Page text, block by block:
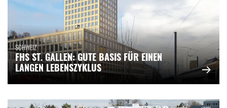
SCHWEIZ
FHS ST. GALLEN: GUTE BASIS FÜR EINEN
LANGEN LEBENSZYKLUS